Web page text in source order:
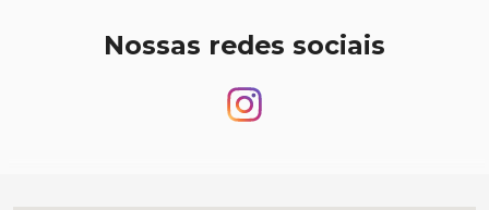
Nossas redes sociais